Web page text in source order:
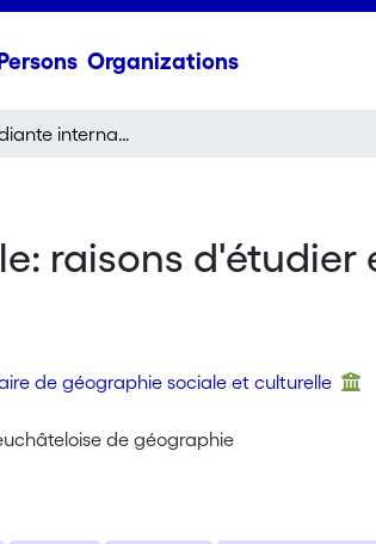
Organizations
Mobilité étudiante internationale: raisons d'étudier en Suisse, stratégies, expériences et projets d'avenir
raisons d'étudier
de géographie sociale et culturelle
de géographie